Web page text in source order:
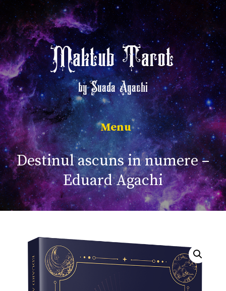
Sari
la
conținut
Maktub Tarot
by Suada Agachi
Meniu
Destinul ascuns in numere –
Eduard Agachi